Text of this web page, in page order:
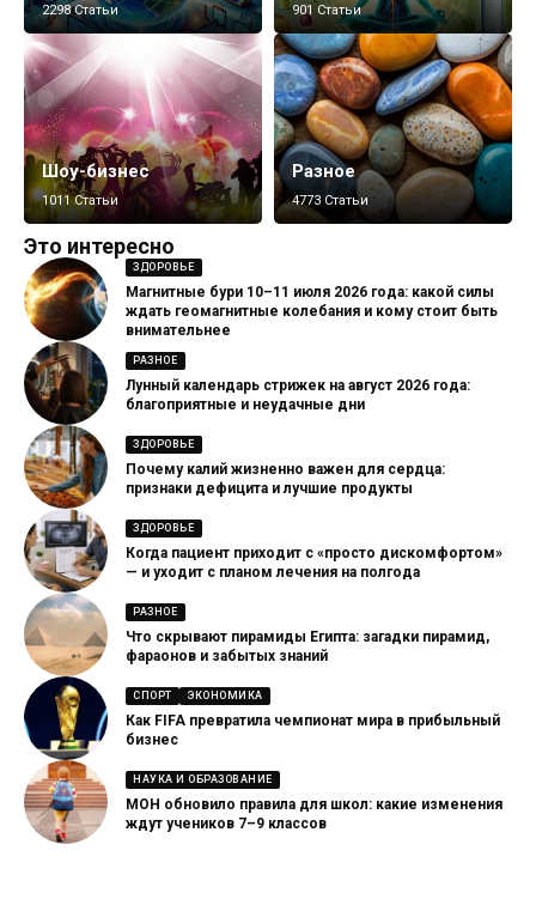
2298 Статьи 901 Статьи
Шоу-бизнес
1011 Статьи
Разное
4773 Статьи
Это интересно
ЗДОРОВЬЕ
Магнитные бури 10–11 июля 2026 года: какой силы
ждать геомагнитные колебания и кому стоит быть
внимательнее
РАЗНОЕ
Лунный календарь стрижек на август 2026 года:
благоприятные и неудачные дни
ЗДОРОВЬЕ
Почему калий жизненно важен для сердца:
признаки дефицита и лучшие продукты
ЗДОРОВЬЕ
Когда пациент приходит с «просто дискомфортом»
— и уходит с планом лечения на полгода
РАЗНОЕ
Что скрывают пирамиды Египта: загадки пирамид,
фараонов и забытых знаний
СПОРТ ЭКОНОМИКА
Как FIFA превратила чемпионат мира в прибыльный
бизнес
НАУКА И ОБРАЗОВАНИЕ
МОН обновило правила для школ: какие изменения
ждут учеников 7–9 классов